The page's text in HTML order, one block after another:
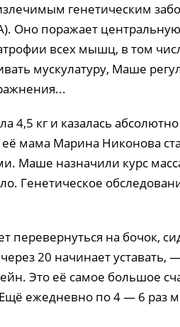
генетическим
Оно поражает
всех мышц, в том
мускулатуру, Маше
4,5 кг и казалась
мама Марина Никонова
Маше назначили курс
Генетическое
на бочок,
20 начинает уставать,
Это её самое большое
Ещё ежедневно по 4 — 6 раз